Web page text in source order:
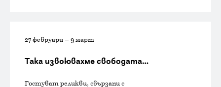
27 февруари – 9 март
Така извоювахме свободата…
Гостуват реликви, свързани с